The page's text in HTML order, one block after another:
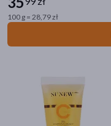
100 g = 28,79 zł